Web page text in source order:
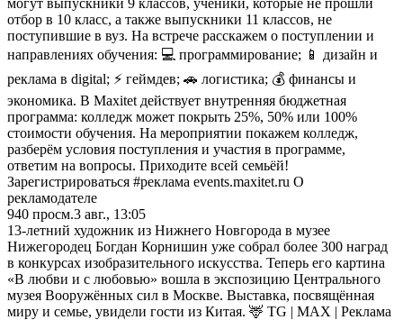
отбор в 10 класс, а также выпускники 11 классов, не
поступившие в вуз. На встрече расскажем о поступлении и
направлениях обучения: 💻 программирование; 📱 дизайн и
реклама в digital; ⚡ геймдев; 🚗 логистика; 💰 финансы и
экономика. В Maxitet действует внутренняя бюджетная
программа: колледж может покрыть 25%, 50% или 100%
стоимости обучения. На мероприятии покажем колледж,
разберём условия поступления и участия в программе,
ответим на вопросы. Приходите всей семьёй!
Зарегистрироваться #реклама events.maxitet.ru О
рекламодателе
940 просм.3 авг., 13:05
13-летний художник из Нижнего Новгорода в музее
Нижегородец Богдан Корнишин уже собрал более 300 наград
в конкурсах изобразительного искусства. Теперь его картина
«В любви и с любовью» вошла в экспозицию Центрального
музея Вооружённых сил в Москве. Выставка, посвящённая
миру и семье, увидели гости из Китая. 🦌 TG | MAX | Реклама